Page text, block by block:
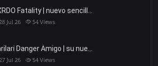
Fatality | nuevo sencill…
Jul 26 54 Views
Danger Amigo | su nue…
Jul 26 54 Views